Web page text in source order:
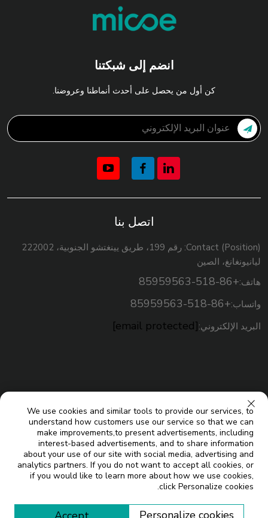
انضم إلى شبكتنا
كن أول من يحصل على أحدث أنماطنا وعروضنا.
اتصل بنا
Contact (Position): رقم 199، طريق يينغتشو الجنوبية، 222002
ليانيونغانغ، الصين
هاتف:+86-518-85959563
واتساب:+86-518-85959563
البريد الإلكتروني:[email protected]
حقوق النسخ © شركة جيانغسو ميكو للطاقة الشمسية المحدودة. جميع
الحقوق محفوظة |
We use cookies and similar tools to provide our services, to
understand how customers use our service so that we can
make improvements,to present advertisements, including
interest-based advertisements, and to share information
about your use of our site with social media, advertising and
analytics partners. If you do not want to accept all cookies, or
if you would like to learn more about how we use cookies,
click Personalize cookies.
Personalize cookies